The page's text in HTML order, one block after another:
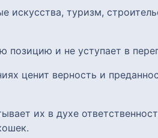
искусства, туризм,
позицию и не уступает в
ценит верность и
их в духе